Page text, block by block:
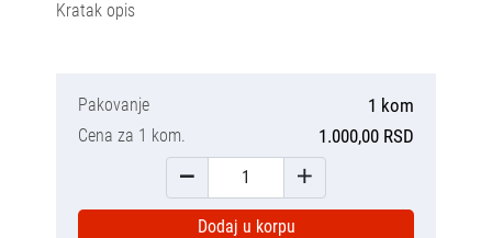
Kratak opis
Pakovanje 1 kom
Cena za 1 kom. 1.000,00 RSD
Dodaj u korpu